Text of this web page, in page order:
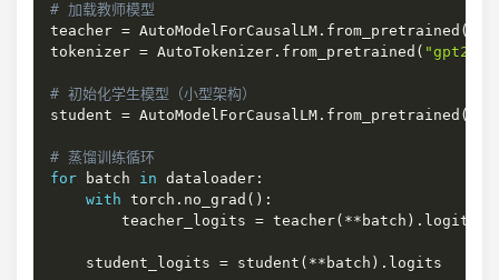
# 加载教师模型
teacher = AutoModelForCausalLM . from_pretrained (
tokenizer = AutoTokenizer . from_pretrained ( "gpt2-
# 初始化学生模型（小型架构）
student = AutoModelForCausalLM . from_pretrained (
# 蒸馏训练循环
for batch in dataloader :
with torch . no_grad ( ) :
        teacher_logits
= teacher( ** batch ) . logits
    student_logits
= student ( ** batch ) . logits